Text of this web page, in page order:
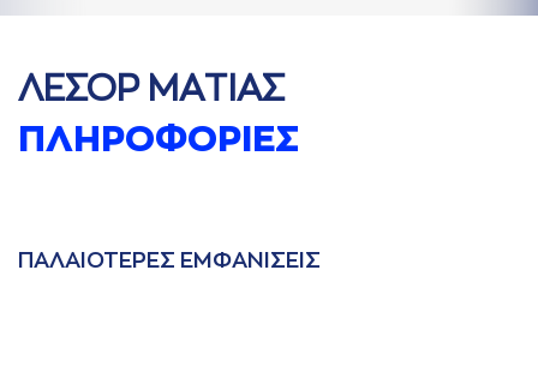
ΛΕΣΟΡ ΜAΤΙAΣ
ΠΛΗΡΟΦΟΡΙΕΣ
ΠAΛAΙΟΤΕΡΕΣ ΕΜΦAΝΙΣΕΙΣ